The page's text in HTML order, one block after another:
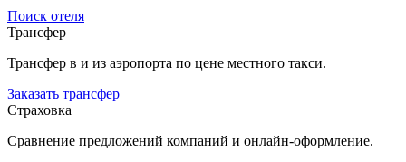
Поиск отеля
Трансфер
Трансфер в и из аэропорта по цене местного такси.
Заказать трансфер
Страховка
Сравнение предложений компаний и онлайн-оформление.